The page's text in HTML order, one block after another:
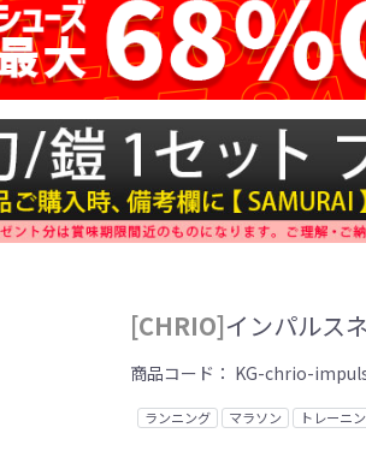
[CHRIO]インパルス
商品コード： KG-chrio-
ランニング マラソン トレーニ